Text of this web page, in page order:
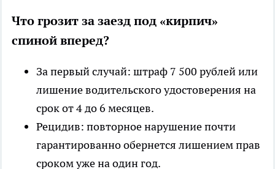
Что грозит за заезд под «кирпич»
спиной вперед?
За первый случай: штраф 7 500 рублей или
лишение водительского удостоверения на
срок от 4 до 6 месяцев.
Рецидив: повторное нарушение почти
гарантированно обернется лишением прав
сроком уже на один год.